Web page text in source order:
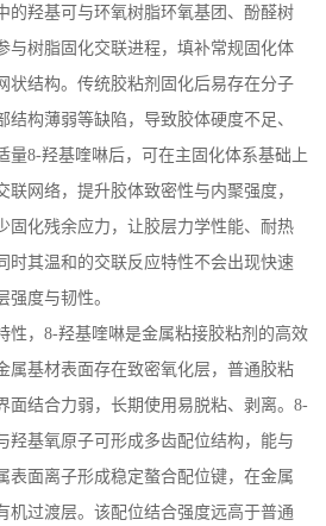
的羟基可与环氧树脂环氧基团、酚醛树
与树脂固化交联进程，填补常规固化体
状结构。传统胶粘剂固化后易存在分子
构薄弱等缺陷，导致胶体硬度不足、
量8-羟基喹啉后，可在主固化体系基础上
网络，提升胶体致密性与内聚强度，
固化残余应力，让胶层力学性能、耐热
时其温和的交联反应特性不会出现快速
强度与韧性。
性， 8-羟基喹啉是金属粘接胶粘剂的高效
属基材表面存在致密氧化层，普通胶粘
结合力弱，长期使用易脱粘、剥离。 8-
羟基氧原子可形成多齿配位结构，能与
表面离子形成稳定螯合配位键，在金属
机过渡层。该配位结合强度远高于普通